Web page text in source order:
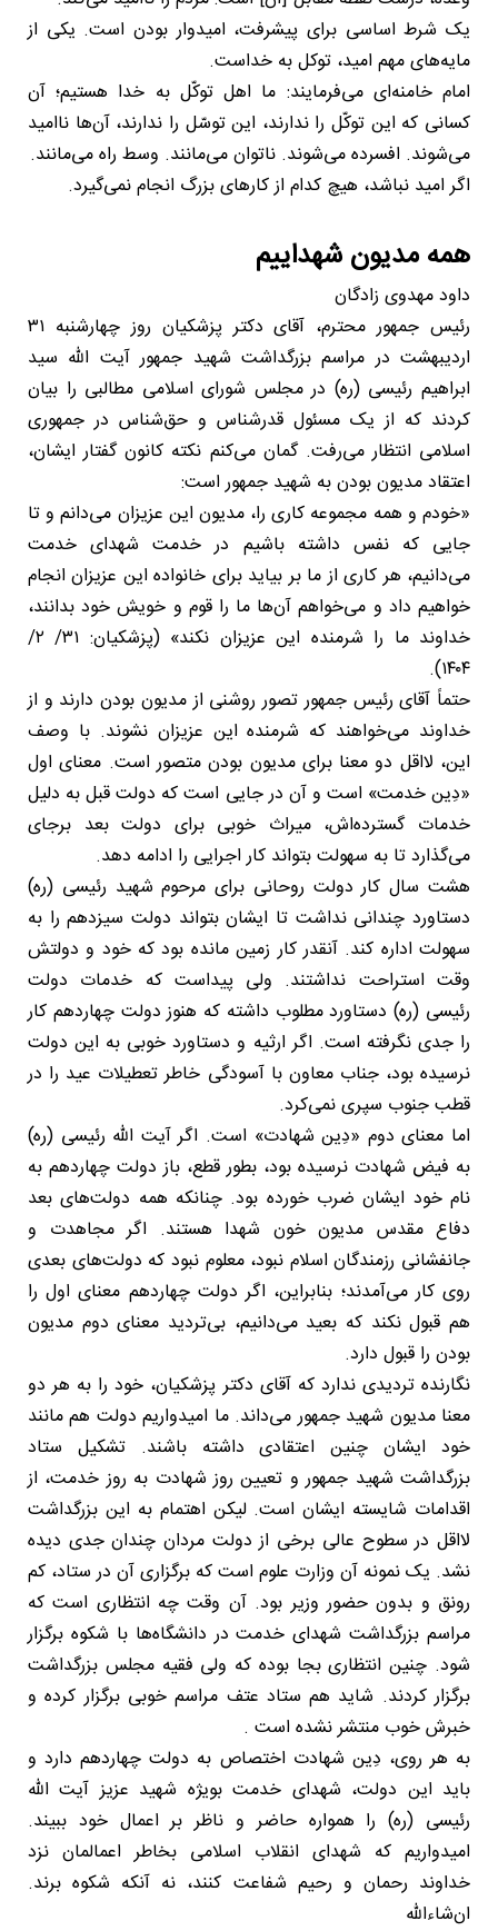
یک شرط اساسی برای پیشرفت، امیدوار بودن است. یکی از
مایه‌های مهم امید، توکل به خداست.
امام خامنه‌ای می‌فرمایند: ما اهل توکّل به خدا هستیم؛ آن
کسانی که این توکّل را ندارند، این توسّل را ندارند، آن‌ها ناامید
می‌شوند. افسرده می‌شوند. ناتوان می‌مانند. وسط راه می‌مانند.
اگر امید نباشد، هیچ کدام از کارهای بزرگ انجام نمی‌گیرد.
همه مدیون شهداییم
داود مهدوی زادگان
رئیس جمهور محترم، آقای دکتر پزشکیان روز چهارشنبه ٣١
اردیبهشت در مراسم بزرگداشت شهید جمهور آیت الله سید
ابراهیم رئیسی (ره) در مجلس شورای اسلامی مطالبی را بیان
کردند که از یک مسئول قدرشناس و حق‌شناس در جمهوری
اسلامی انتظار می‌رفت. گمان می‌کنم نکته کانون گفتار ایشان،
اعتقاد مدیون بودن به شهید جمهور است:
«خودم و همه مجموعه کاری را، مدیون این عزیزان می‌دانم و تا
جایی که نفس داشته باشیم در خدمت شهدای خدمت
می‌دانیم، هر کاری از ما بر بیاید برای خانواده این عزیزان انجام
خواهیم داد و می‌خواهم آن‌ها ما را قوم و خویش خود بدانند،
خداوند ما را شرمنده این عزیزان نکند» (پزشکیان: ٣١/ ٢/
١۴٠۴).
حتماً آقای رئیس جمهور تصور روشنی از مدیون بودن دارند و از
خداوند می‌خواهند که شرمنده این عزیزان نشوند. با وصف
این، لااقل دو معنا برای مدیون بودن متصور است. معنای اول
«دِین خدمت» است و آن در جایی است که دولت قبل به دلیل
خدمات گسترده‌اش، میراث خوبی برای دولت بعد برجای
می‌گذارد تا به سهولت بتواند کار اجرایی را ادامه دهد.
هشت سال کار دولت روحانی برای مرحوم شهید رئیسی (ره)
دستاورد چندانی نداشت تا ایشان بتواند دولت سیزدهم را به
سهولت اداره کند. آنقدر کار زمین مانده بود که خود و دولتش
وقت استراحت نداشتند. ولی پیداست که خدمات دولت
رئیسی (ره) دستاورد مطلوب داشته که هنوز دولت چهاردهم کار
را جدی نگرفته است. اگر ارثیه و دستاورد خوبی به این دولت
نرسیده بود، جناب معاون با آسودگی خاطر تعطیلات عید را در
قطب جنوب سپری نمی‌کرد.
اما معنای دوم «دِین شهادت» است. اگر آیت الله رئیسی (ره)
به فیض شهادت نرسیده بود، بطور قطع، باز دولت چهاردهم به
نام خود ایشان ضرب خورده بود. چنانکه همه دولت‌های بعد
دفاع مقدس مدیون خون شهدا هستند. اگر مجاهدت و
جانفشانی رزمندگان اسلام نبود، معلوم نبود که دولت‌های بعدی
روی کار می‌آمدند؛ بنابراین، اگر دولت چهاردهم معنای اول را
هم قبول نکند که بعید می‌دانیم، بی‌تردید معنای دوم مدیون
بودن را قبول دارد.
نگارنده تردیدی ندارد که آقای دکتر پزشکیان، خود را به هر دو
معنا مدیون شهید جمهور می‌داند. ما امیدواریم دولت هم مانند
خود ایشان چنین اعتقادی داشته باشند. تشکیل ستاد
بزرگداشت شهید جمهور و تعیین روز شهادت به روز خدمت، از
اقدامات شایسته ایشان است. لیکن اهتمام به این بزرگداشت
لااقل در سطوح عالی برخی از دولت مردان چندان جدی دیده
نشد. یک نمونه آن وزارت علوم است که برگزاری آن در ستاد، کم
رونق و بدون حضور وزیر بود. آن وقت چه انتظاری است که
مراسم بزرگداشت شهدای خدمت در دانشگاه‌ها با شکوه برگزار
شود. چنین انتظاری بجا بوده که ولی فقیه مجلس بزرگداشت
برگزار کردند. شاید هم ستاد عتف مراسم خوبی برگزار کرده و
خبرش خوب منتشر نشده است .
به هر روی، دِین شهادت اختصاص به دولت چهاردهم دارد و
باید این دولت، شهدای خدمت بویژه شهید عزیز آیت الله
رئیسی (ره) را همواره حاضر و ناظر بر اعمال خود ببیند.
امیدواریم که شهدای انقلاب اسلامی بخاطر اعمالمان نزد
خداوند رحمان و رحیم شفاعت کنند، نه آنکه شکوه برند.
ان‌شاءالله